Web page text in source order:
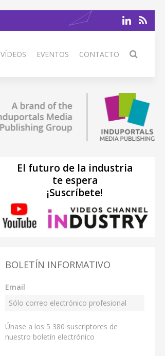
VÍDEOS EVENTOS CONTACTO
El futuro de la industria
te espera
¡Suscríbete!
BOLETÍN INFORMATIVO
Email
Únase a los 5 380 suscriptores de
nuestro boletín electrónico